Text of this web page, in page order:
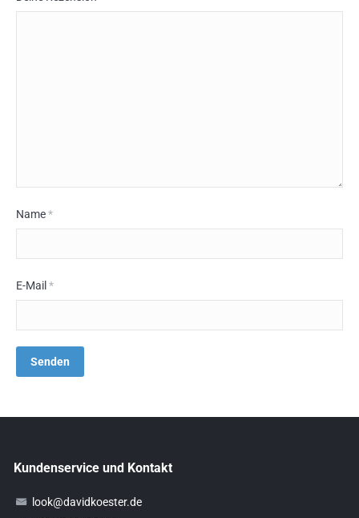
Name*
E-Mail *
Kundenservice und Kontakt
look@davidkoester.de